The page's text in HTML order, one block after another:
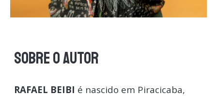
SOBRE O AUTOR
RAFAEL BEIBI é nascido em Piracicaba,